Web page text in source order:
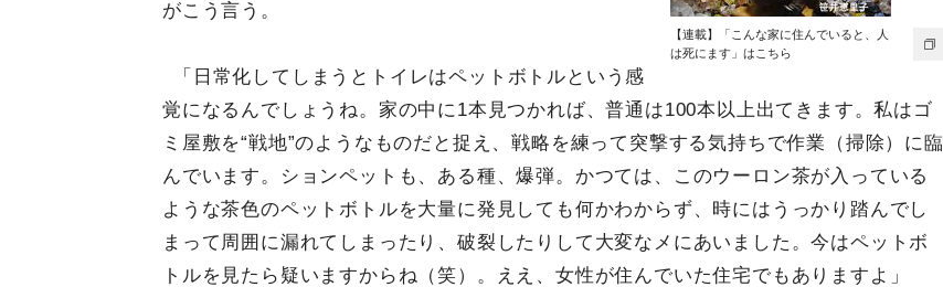
【連載】「こんな家に住んでいると、人
は死にます」はこちら
がこう言う。
「日常化してしまうとトイレはペットボトルという感
覚になるんでしょうね。家の中に1本見つかれば、普通は100本以上出てきます。私はゴ
ミ屋敷を“戦地”のようなものだと捉え、戦略を練って突撃する気持ちで作業（掃除）に臨
んでいます。ションペットも、ある種、爆弾。かつては、このウーロン茶が入っている
ような茶色のペットボトルを大量に発見しても何かわからず、時にはうっかり踏んでし
まって周囲に漏れてしまったり、破裂したりして大変なメにあいました。今はペットボ
トルを見たら疑いますからね（笑）。ええ、女性が住んでいた住宅でもありますよ」